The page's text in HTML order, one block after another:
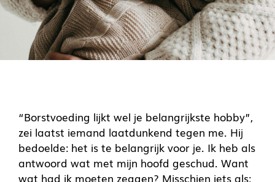
“Borstvoeding lijkt wel je belangrijkste hobby”,
zei laatst iemand laatdunkend tegen me. Hij
bedoelde: het is te belangrijk voor je. Ik heb als
antwoord wat met mijn hoofd geschud. Want
wat had ik moeten zeggen? Misschien iets als: